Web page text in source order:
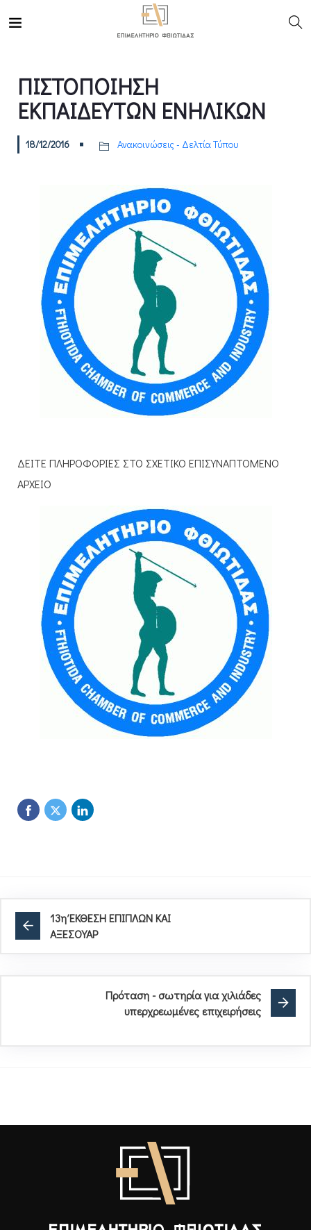
ΠΙΣΤΟΠΟΙΗΣΗ
ΕΚΠΑΙΔΕΥΤΩΝ ΕΝΗΛΙΚΩΝ
18/12/2016 Ανακοινώσεις - Δελτία Τύπου
ΔΕΙΤΕ ΠΛΗΡΟΦΟΡΙΕΣ ΣΤΟ ΣΧΕΤΙΚΟ ΕΠΙΣΥΝΑΠΤΟΜΕΝΟ
ΑΡΧΕΙΟ
13η ΈΚΘΕΣΗ ΕΠΙΠΛΩΝ ΚΑΙ
ΑΞΕΣΟΥΑΡ
Πρόταση - σωτηρία για χιλιάδες
υπερχρεωμένες επιχειρήσεις